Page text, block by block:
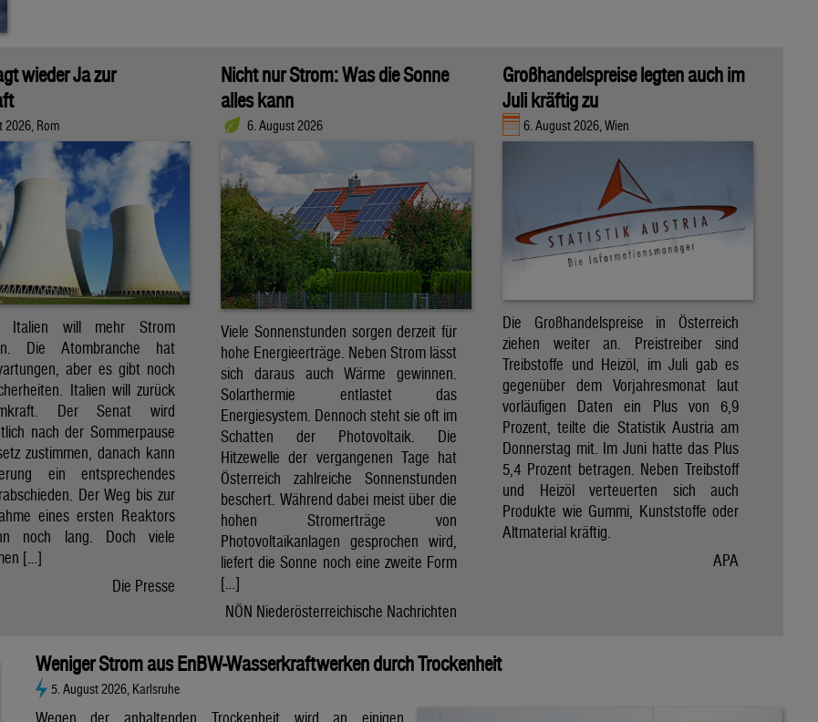
wieder Ja zur
2026, Rom
Italien will mehr Strom
Die Atombranche hat
aber es gibt noch
Italien will zurück
Der Senat wird
nach der Sommerpause
zustimmen, danach kann
ein entsprechendes
Der Weg bis zur
eines ersten Reaktors
noch lang. Doch viele
[…]
Die Presse
Nicht nur Strom: Was die Sonne
alles kann
6. August 2026
Viele Sonnenstunden sorgen derzeit für
hohe Energieerträge. Neben Strom lässt
sich daraus auch Wärme gewinnen.
Solarthermie entlastet das
Energiesystem. Dennoch steht sie oft im
Schatten der Photovoltaik. Die
Hitzewelle der vergangenen Tage hat
Österreich zahlreiche Sonnenstunden
beschert. Während dabei meist über die
hohen Stromerträge von
Photovoltaikanlagen gesprochen wird,
liefert die Sonne noch eine zweite Form
[…]
NÖN Niederösterreichische Nachrichten
Großhandelspreise legten auch im
Juli kräftig zu
6. August 2026, Wien
Die Großhandelspreise in Österreich
ziehen weiter an. Preistreiber sind
Treibstoffe und Heizöl, im Juli gab es
gegenüber dem Vorjahresmonat laut
vorläufigen Daten ein Plus von 6,9
Prozent, teilte die Statistik Austria am
Donnerstag mit. Im Juni hatte das Plus
5,4 Prozent betragen. Neben Treibstoff
und Heizöl verteuerten sich auch
Produkte wie Gummi, Kunststoffe oder
Altmaterial kräftig.
APA
Weniger Strom aus EnBW-Wasserkraftwerken durch Trockenheit
5. August 2026, Karlsruhe